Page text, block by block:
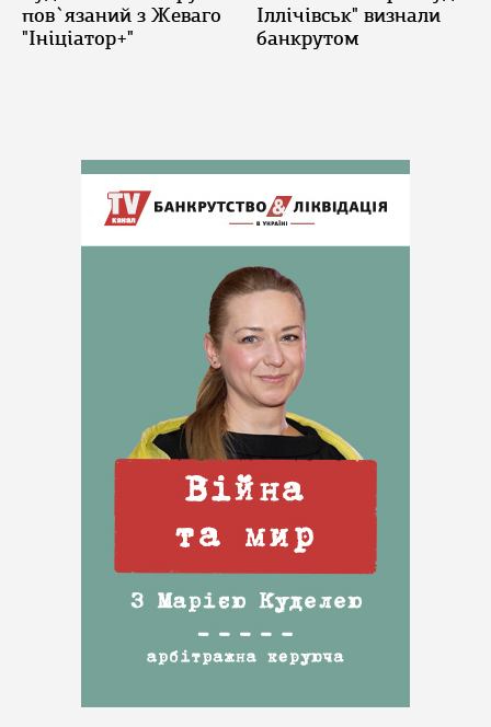
пов`язаний з Жеваго
"Ініціатор+"
Іллічівськ" визнали
банкрутом